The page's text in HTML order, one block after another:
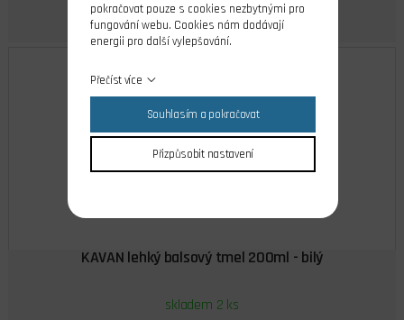
KAVAN lehký balsový tmel 200ml - bilý
skladem 2 ks
pokračovat pouze s cookies nezbytnými pro
fungování webu. Cookies nám dodávají
energii pro další vylepšování.
Přečíst více
Souhlasím a pokračovat
Přizpůsobit nastavení